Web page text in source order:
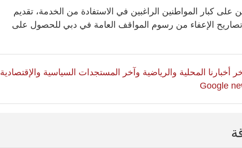
على كبار المواطنين الراغبين في الاستفادة من الخدمة، تقديم
الإعفاء من رسوم المواقف العامة في دبي للحصول على
أخبارنا المحلية والرياضية وآخر المستجدات السياسية والإقتصادية